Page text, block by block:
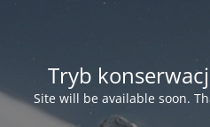
Tryb
Site will be available soon.